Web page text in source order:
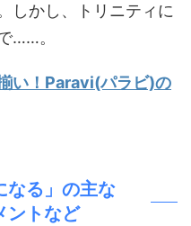
しかし、トリニティに
……。
い！Paravi(パラビ)の
なる」の主な
ントなど